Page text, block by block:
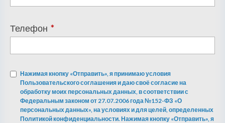
Телефон *
Нажимая кнопку «Отправить», я принимаю условия
Пользовательского соглашения и даю своё согласие на
обработку моих персональных данных, в соответствии с
Федеральным законом от 27.07.2006 года №152-ФЗ «О
персональных данных», на условиях и для целей, определенных
Политикой конфиденциальности. Нажимая кнопку «Отправить», я